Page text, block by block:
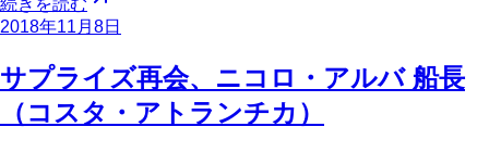
続きを読む
2018年11月8日
サプライズ再会、ニコロ・アルバ 船長
（コスタ・アトランチカ）